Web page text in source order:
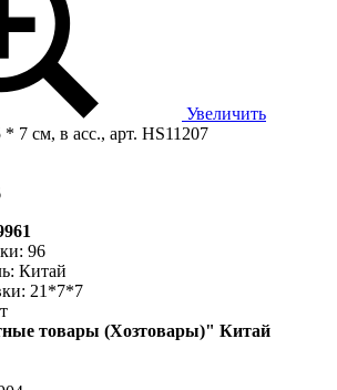
Увеличить
7 см, в асс., арт. HS11207
96
Китай
21*7*7
товары (Хозтовары)" Китай